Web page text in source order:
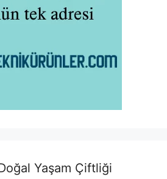
Yaşam Çiftliği